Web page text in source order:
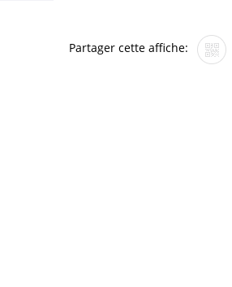
Partager cette affiche: